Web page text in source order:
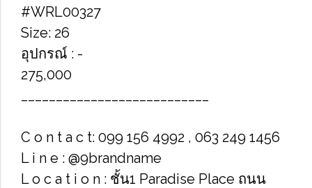
#WRL00327
Size: 26
อุปกรณ์ : -
275,000
C o n t a c t: 099 156 4992 , 063 249 1456
L i n e : @9brandname
L o c a t i o n : ชั้น1 Paradise Place ถนน